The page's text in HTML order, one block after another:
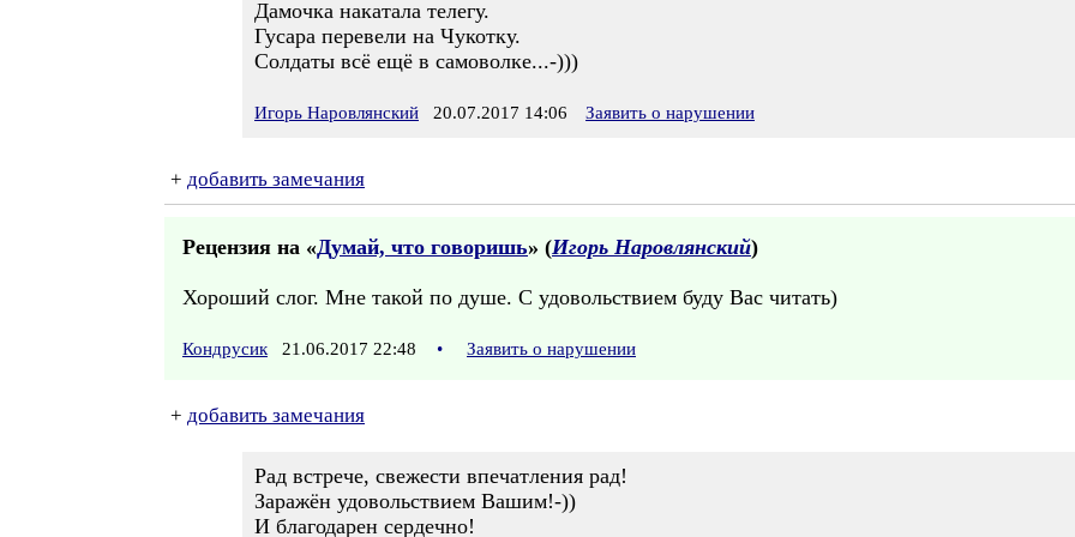
Дамочка накатала телегу.
Гусара перевели на Чукотку.
Солдаты всё ещё в самоволке...-)))
Игорь Наровлянский 20.07.2017 14:06 Заявить о нарушении
+ добавить замечания
Рецензия на «Думай, что говоришь» (Игорь Наровлянский)
Хороший слог. Мне такой по душе. С удовольствием буду Вас читать)
Кондрусик 21.06.2017 22:48 • Заявить о нарушении
+ добавить замечания
Рад встрече, свежести впечатления рад!
Заражён удовольствием Вашим!-))
И благодарен сердечно!